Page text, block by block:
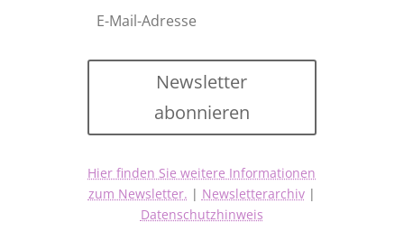
Newsletter
abonnieren
Hier finden Sie weitere Informationen
zum Newsletter. | Newsletterarchiv|
Datenschutzhinweis